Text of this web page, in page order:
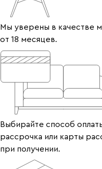
Мы уверены в качестве
от 18 месяцев.
Выбирайте способ
рассрочка или карты
при получении.